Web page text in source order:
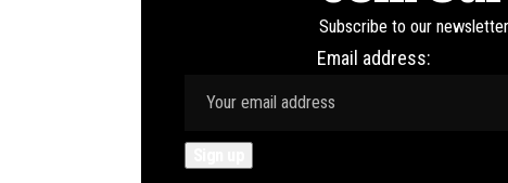
Subscribe to our
Email address: